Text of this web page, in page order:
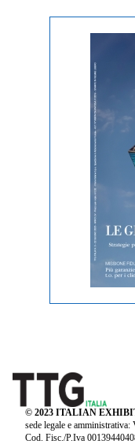
© 2023 ITALIAN
sede legale e
Cod. Fisc./P.Iva